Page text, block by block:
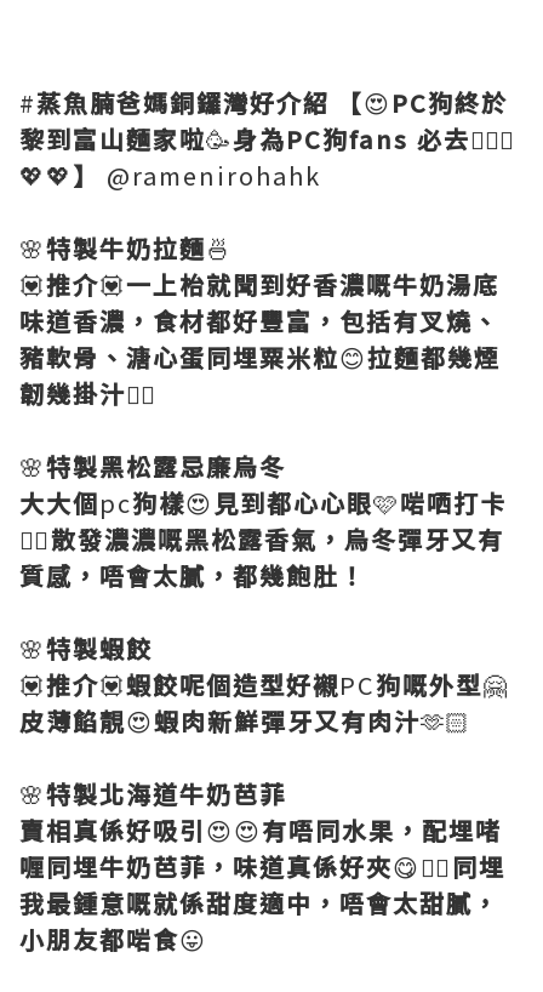
#蒸魚腩爸媽銅鑼灣好介紹 【😍PC狗終於
黎到富山麵家啦🥳身為PC狗fans 必去🙋🏻‍♀️
💖💖】 @ramenirohahk
🌸特製牛奶拉麵🍜
💟推介💟一上枱就聞到好香濃嘅牛奶湯底
味道香濃，食材都好豐富，包括有叉燒、
豬軟骨、溏心蛋同埋粟米粒😊拉麵都幾煙
韌幾掛汁👍🏻
🌸特製黑松露忌廉烏冬
大大個pc狗樣😍 見到都心心眼🩷啱哂打卡
👍🏻散發濃濃嘅黑松露香氣，烏冬彈牙又有
質感，唔會太膩，都幾飽肚！
🌸特製蝦餃
💟推介💟蝦餃呢個造型好襯PC狗嘅外型🤗
皮薄餡靚😍蝦肉新鮮彈牙又有肉汁🫶🏻
🌸特製北海道牛奶芭菲
賣相真係好吸引😍😍有唔同水果，配埋啫
喱同埋牛奶芭菲，味道真係好夾😋👍🏻 同埋
我最鍾意嘅就係甜度適中，唔會太甜膩，
小朋友都啱食😛